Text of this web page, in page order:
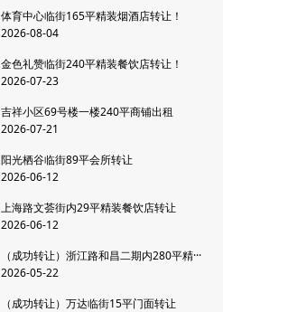
体育中心临街165平精装烟酒店转让！
2026-08-04
金色礼赞临街240平精装餐饮店转让！
2026-07-23
吉祥小区69号楼一楼240平商铺出租
2026-07-21
阳光栖谷临街89平会所转让
2026-06-12
上海路文荟街内29平精装餐饮店转让
2026-06-12
（成功转让）浙江路和昌二期内280平精···
2026-05-22
（成功转让）万达临街15平门面转让